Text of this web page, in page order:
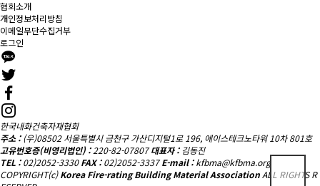
협회소개
개인정보처리방침
이메일무단수집거부
로그인
한국내화건축자재협회
주소 : (우)08502 서울특별시 금천구 가산디지털1로 196, 에이스테크노타워 10차 801호
고유번호증(비영리법인) :220-82-07807 대표자 : 김동진
TEL :02)2052-3330 FAX :02)2052-3337 E-mail :kfbma@kfbma.org
COPYRIGHT(c)Korea Fire-rating Building Material AssociationALL RIGHTS R